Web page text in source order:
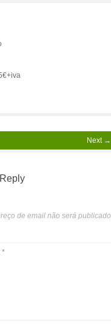
Next →
de email não será publicado.